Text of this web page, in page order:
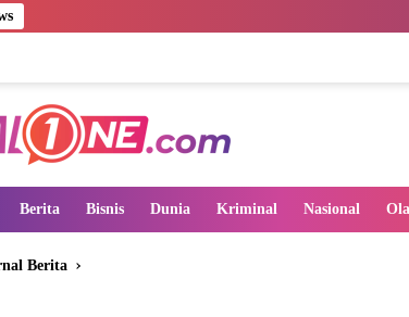
Penguatan
Berita Bisnis Dunia Kriminal Nasional
Berita